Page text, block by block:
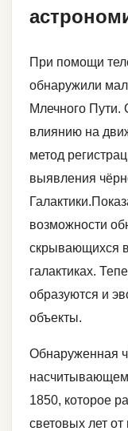
При помощи
обнаружили
Млечного Пути.
влиянию на
метод
выявления
возможности
скрывающихся
галактиках.
образуются и
объекты.
Обнаруженная
насчитывающем
1850, которое
световых лет